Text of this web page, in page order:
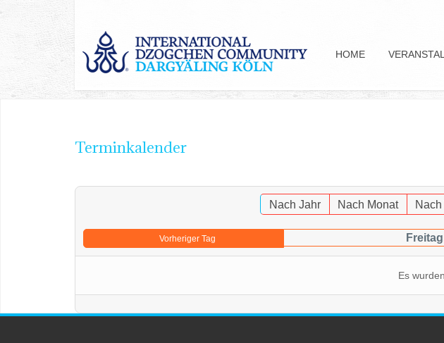
HOME
Terminkalender
Nach Jahr Nach Monat
Vorheriger Tag
Es